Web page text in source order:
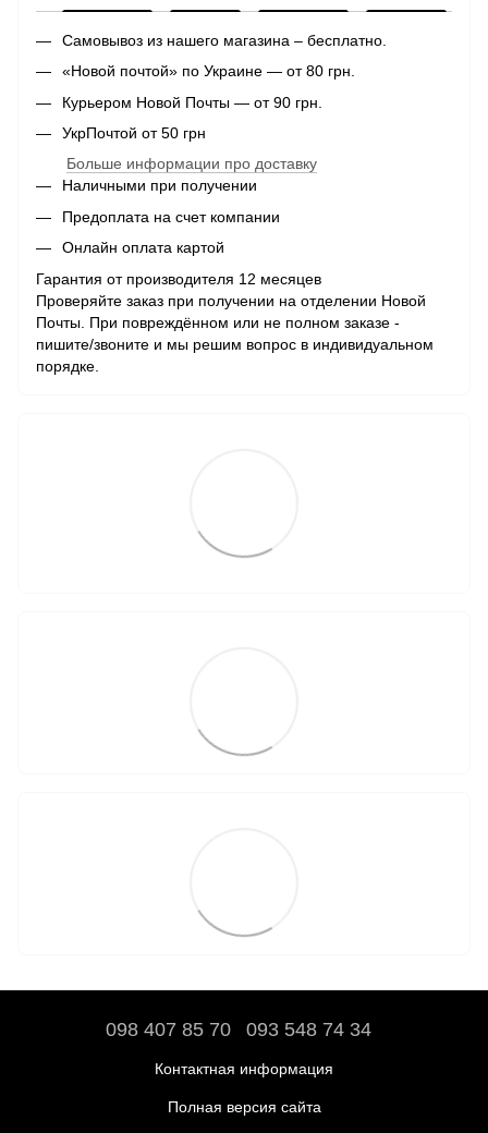
Самовывоз из нашего магазина – бесплатно.
«Новой почтой» по Украине — от 80 грн.
Курьером Новой Почты — от 90 грн.
УкрПочтой от 50 грн
Больше информации про доставку
Наличными при получении
Предоплата на счет компании
Онлайн оплата картой
Гарантия от производителя 12 месяцев
Проверяйте заказ при получении на отделении Новой
Почты. При повреждённом или не полном заказе -
пишите/звоните и мы решим вопрос в индивидуальном
порядке.
098 407 85 70 093 548 74 34
Контактная информация
Полная версия сайта